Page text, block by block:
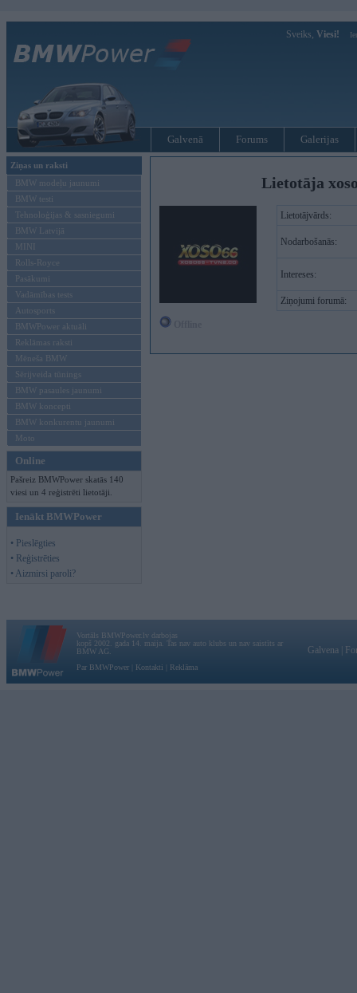
Sveiks, Viesi!
Galvenā Forums Galerijas
Ziņas un raksti
BMW modeļu jaunumi
BMW testi
Tehnoloģijas & sasniegumi
BMW Latvijā
MINI
Rolls-Royce
Pasākumi
Vadāmības tests
Autosports
BMWPower aktuāli
Reklāmas raksti
Mēneša BMW
Sērijveida tūnings
BMW pasaules jaunumi
BMW koncepti
BMW konkurentu jaunumi
Moto
Online
Pašreiz BMWPower skatās 140
viesi un 4 reģistrēti lietotāji.
Ienākt BMWPower
• Pieslēgties
• Reģistrēties
• Aizmirsi paroli?
Lietotāja
Lietotājvārds:
Nodarbošanās:
Intereses:
Ziņojumi forumā:
Vortāls BMWPower.lv darbojas
kopš 2002. gada 14. maija. Tas nav auto klubs un nav saistīts ar
BMW AG.
Par BMWPower
Kontakti Reklāma
Galvena